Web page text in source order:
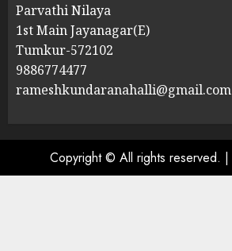
Parvathi Nilaya
1st Main Jayanagar(E)
Tumkur-572102
9886774477
rameshkundaranahalli@gmail.com
Copyright © All rights reserved. |